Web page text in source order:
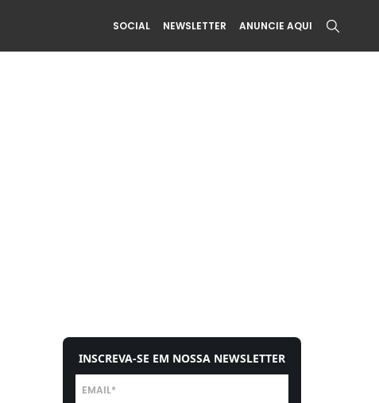
SOCIAL NEWSLETTER ANUNCIE AQUI
INSCREVA-SE EM NOSSA NEWSLETTER